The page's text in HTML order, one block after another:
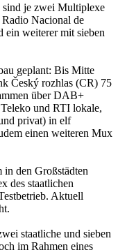
sind je zwei Multiplexe
Nacional de
ein weiterer mit sieben
geplant: Bis Mitte
Český rozhlas (CR) 75
über DAB+
und RTI lokale,
privat) in elf
einen weiteren Mux
in den Großstädten
des staatlichen
Aktuell
staatliche und sieben
im Rahmen eines